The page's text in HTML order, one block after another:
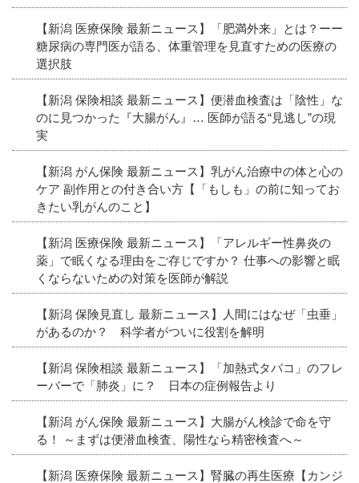
【新潟 医療保険 最新ニュース】「肥満外来」とは？ーー
糖尿病の専門医が語る、体重管理を見直すための医療の
選択肢
【新潟 保険相談 最新ニュース】便潜血検査は「陰性」な
のに見つかった『大腸がん』… 医師が語る“見逃し”の現
実
【新潟 がん保険 最新ニュース】乳がん治療中の体と心の
ケア 副作用との付き合い方【「もしも」の前に知ってお
きたい乳がんのこと】
【新潟 医療保険 最新ニュース】「アレルギー性鼻炎の
薬」で眠くなる理由をご存じですか？ 仕事への影響と眠
くならないための対策を医師が解説
【新潟 保険見直し 最新ニュース】人間にはなぜ「虫垂」
があるのか？ 科学者がついに役割を解明
【新潟 保険相談 最新ニュース】「加熱式タバコ」のフレ
ーバーで「肺炎」に？ 日本の症例報告より
【新潟 がん保険 最新ニュース】大腸がん検診で命を守
る！ ～まずは便潜血検査、陽性なら精密検査へ～
【新潟 医療保険 最新ニュース】腎臓の再生医療【カンジ